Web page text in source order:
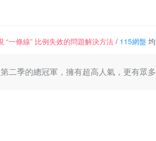
“一條線” 比例失效的問題解決方法 / 115網盤
二季的總冠軍，擁有超高人氣，更有眾